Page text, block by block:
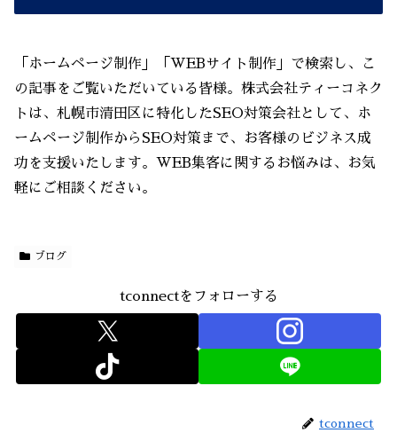
「ホームページ制作」「WEBサイト制作」で検索し、こ
の記事をご覧いただいている皆様。株式会社ティーコネク
トは、札幌市清田区に特化したSEO対策会社として、ホ
ームページ制作からSEO対策まで、お客様のビジネス成
功を支援いたします。WEB集客に関するお悩みは、お気
軽にご相談ください。
ブログ
tconnectをフォローする
tconnect